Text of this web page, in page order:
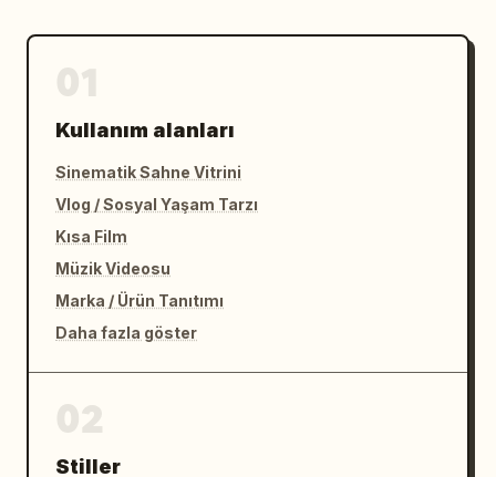
Kullanım alanları
Sinematik Sahne Vitrini
Vlog / Sosyal Yaşam Tarzı
Kısa Film
Müzik Videosu
Marka / Ürün Tanıtımı
Daha fazla göster
Stiller